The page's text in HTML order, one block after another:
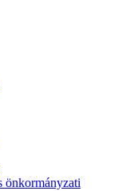
önkormányzati